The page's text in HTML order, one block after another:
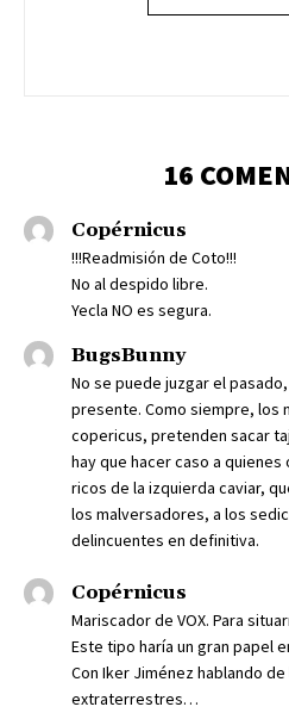
16
Copérnicus
!!!Readmisión de Coto!!!
No al despido libre.
Yecla NO es segura.
BugsBunny
No se puede juzgar el
presente. Como siempre, los
copericus, pretenden sacar
hay que hacer caso a quienes
ricos de la izquierda caviar,
los malversadores, a los
delincuentes en definitiva.
Copérnicus
Mariscador de VOX. Para
Este tipo haría un gran papel
Con Iker Jiménez hablando
extraterrestres…